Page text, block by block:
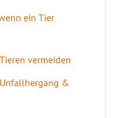
ein Tier
vermeiden
&